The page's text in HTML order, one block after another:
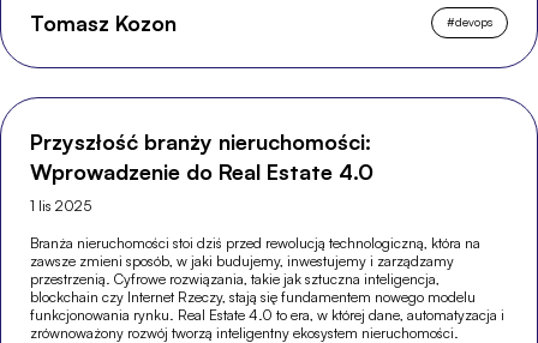
Tomasz Kozon #devops
Przyszłość branży nieruchomości:
Wprowadzenie do Real Estate 4.0
1 lis 2025
Branża nieruchomości stoi dziś przed rewolucją technologiczną, która na
zawsze zmieni sposób, w jaki budujemy, inwestujemy i zarządzamy
przestrzenią. Cyfrowe rozwiązania, takie jak sztuczna inteligencja,
blockchain czy Internet Rzeczy, stają się fundamentem nowego modelu
funkcjonowania rynku. Real Estate 4.0 to era, w której dane, automatyzacja i
zrównoważony rozwój tworzą inteligentny ekosystem nieruchomości.